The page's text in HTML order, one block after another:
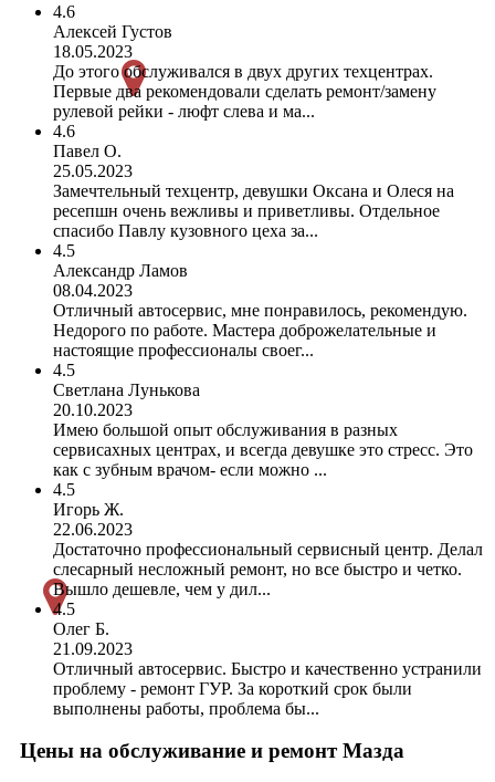
4.6
Алексей Густов
18.05.2023
До этого обслуживался в двух других техцентрах.
Первые два рекомендовали сделать ремонт/замену
рулевой рейки - люфт слева и ма...
4.6
Павел О.
25.05.2023
Замечтельный техцентр, девушки Оксана и Олеся на
ресепшн очень вежливы и приветливы. Отдельное
спасибо Павлу кузовного цеха за...
4.5
Александр Ламов
08.04.2023
Отличный автосервис, мне понравилось, рекомендую.
Недорого по работе. Мастера доброжелательные и
настоящие профессионалы своег...
4.5
Светлана Лунькова
20.10.2023
Имею большой опыт обслуживания в разных
сервисахных центрах, и всегда девушке это стресс. Это
как с зубным врачом- если можно ...
4.5
Игорь Ж.
22.06.2023
Достаточно профессиональный сервисный центр. Делал
слесарный несложный ремонт, но все быстро и четко.
Вышло дешевле, чем у дил...
4.5
Олег Б.
21.09.2023
Отличный автосервис. Быстро и качественно устранили
проблему - ремонт ГУР. За короткий срок были
выполнены работы, проблема бы...
Цены на обслуживание и ремонт Мазда